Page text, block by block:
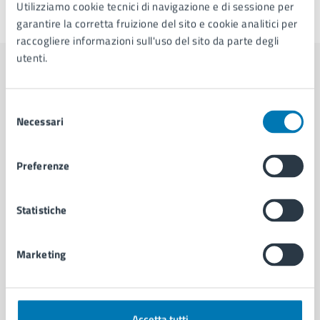
Utilizziamo cookie tecnici di navigazione e di sessione per
garantire la corretta fruizione del sito e cookie analitici per
raccogliere informazioni sull'uso del sito da parte degli
utenti.
delNecessari
Preferenze
Statistiche
Marketing
Ultimo aggiornamento:10/10/2025, 11:43
Marketing Territoriale
Servizio Patrimonio Culturale e Edilizia